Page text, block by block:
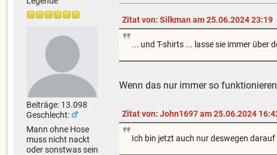
Beiträge: 13.098
Geschlecht:
Mann ohne Hose
muss nicht nackt
oder sonstwas sein
Zitat von: Silkman am 25.06.2024 23:19
... und T-shirts ... lasse sie immer über
Wenn das nur immer so
Zitat von: John1697 am 25.06.2024
Ich bin jetzt auch nur deswegen